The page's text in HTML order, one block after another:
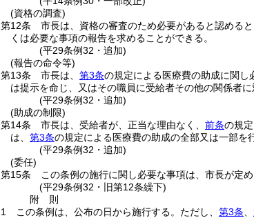
(資格の調査)
第12条
市長は、資格の審査のため必要があると認めると
くは必要な事項の報告を求めることができる。
(平29条例32・追加)
(報告の命令等)
第13条
市長は、 第3条の規定による医療費の助成に関し
は提示を命じ、又はその職員に受給者その他の関係者に
(平29条例32・追加)
(助成の制限)
第14条
市長は、受給者が、正当な理由なく、 前条の規
は、 第3条の規定による医療費の助成の全部又は一部を
(平29条例32・追加)
(委任)
第15条
この条例の施行に関し必要な事項は、市長が定め
(平29条例32・旧第12条繰下)
附 則
1
この条例は、公布の日から施行する。 ただし、 第3条